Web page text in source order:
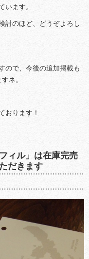
います。
討のほど、どうぞよろし
ので、今後の追加掲載も
ネ。
おります！
ィル」は在庫完売
だきます